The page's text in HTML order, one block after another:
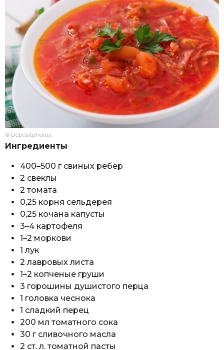
© Depositphotos
Ингредиенты
400–500 г свиных ребер
2 свеклы
2 томата
0,25 корня сельдерея
0,25 кочана капусты
3–4 картофеля
1–2 моркови
1 лук
2 лавровых листа
1–2 копченые груши
3 горошины душистого перца
1 головка чеснока
1 сладкий перец
200 мл томатного сока
30 г сливочного масла
2 ст. л. томатной пасты